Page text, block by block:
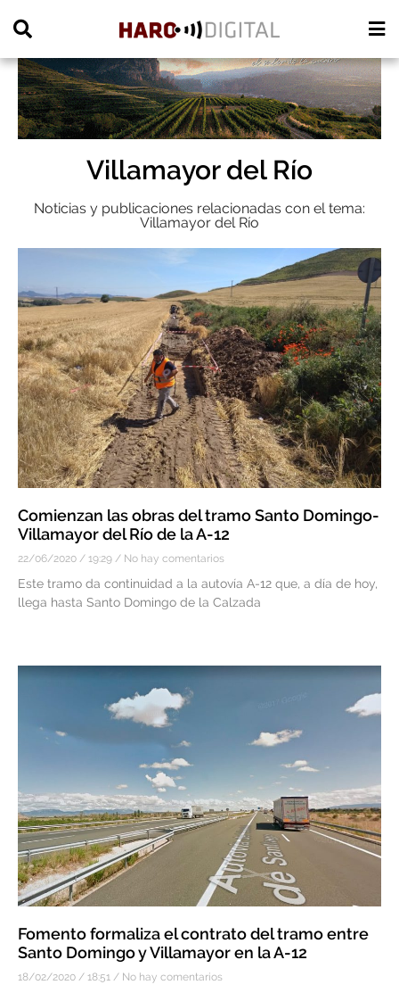
Villamayor del Río
Noticias y publicaciones relacionadas con el tema:
Villamayor del Río
Comienzan las obras del tramo Santo Domingo-
Villamayor del Río de la A-12
22/06/2020 19:29 No hay comentarios
Este tramo da continuidad a la autovía A-12 que, a día de hoy,
llega hasta Santo Domingo de la Calzada
Fomento formaliza el contrato del tramo entre
Santo Domingo y Villamayor en la A-12
18/02/2020 18:51 No hay comentarios